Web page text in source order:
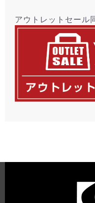
アウトレットセール